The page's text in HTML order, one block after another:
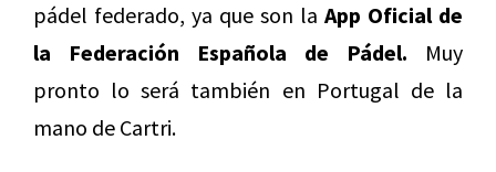
pádel federado, ya que son la App Oficial de
la Federación Española de Pádel. Muy
pronto lo será también en Portugal de la
mano de Cartri.